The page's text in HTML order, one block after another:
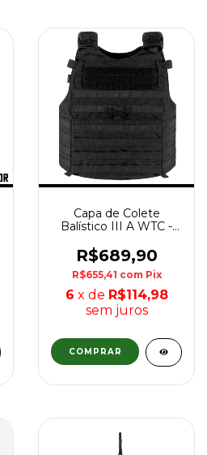
Capa de Colete
Balístico III A WTC -
R$689,90
R$655,41 com Pix
6 x de R$114,98
sem juros
COMPRAR